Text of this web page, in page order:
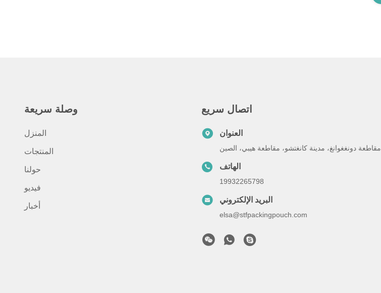
وصلة سريعة
المنزل
المنتجات
حولنا
فيديو
أخبار
اتصال سريع
العنوان
مقاطعة دونغغوانغ، مدينة كانغتشو، مقاطعة هيبي، الصين
الهاتف
19932265798
البريد الإلكتروني
elsa@stfpackingpouch.com